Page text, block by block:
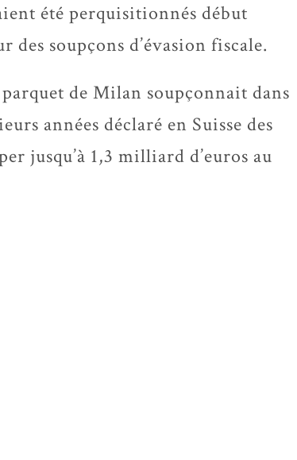
été perquisitionnés début
des soupçons d’évasion fiscale.
de Milan soupçonnait dans
années déclaré en Suisse des
jusqu’à 1,3 milliard d’euros au